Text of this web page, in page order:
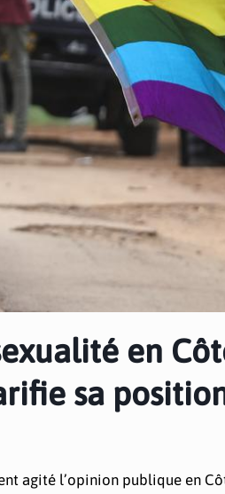
en
sa
agité l’opinion publique en